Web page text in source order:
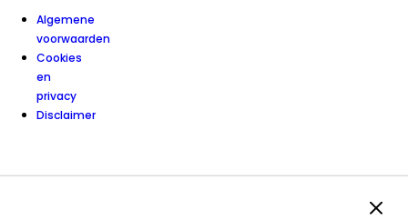
Algemene
voorwaarden
Cookies
en
privacy
Disclaimer